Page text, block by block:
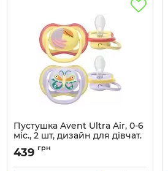
Пустушка Avent Ultra Air, 0-6
міс., 2 шт, дизайн для дівчат.
Артикул: SCF087/04
439 грн